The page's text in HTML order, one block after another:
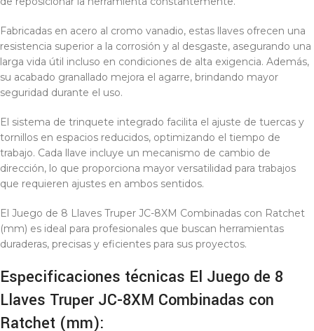
Fabricadas en acero al cromo vanadio, estas llaves ofrecen una
resistencia superior a la corrosión y al desgaste, asegurando una
larga vida útil incluso en condiciones de alta exigencia. Además,
su acabado granallado mejora el agarre, brindando mayor
seguridad durante el uso.
El sistema de trinquete integrado facilita el ajuste de tuercas y
tornillos en espacios reducidos, optimizando el tiempo de
trabajo. Cada llave incluye un mecanismo de cambio de
dirección, lo que proporciona mayor versatilidad para trabajos
que requieren ajustes en ambos sentidos.
El Juego de 8 Llaves Truper JC-8XM Combinadas con Ratchet
(mm) es ideal para profesionales que buscan herramientas
duraderas, precisas y eficientes para sus proyectos.
Especificaciones técnicas El Juego de 8
Llaves Truper JC-8XM Combinadas con
Ratchet (mm):